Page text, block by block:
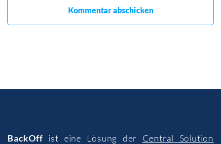
BackOffist eine Lösung der Central Solution